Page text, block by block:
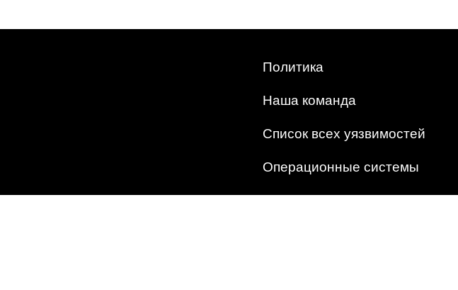
Политика
Наша команда
Список всех уязвимостей
Операционные системы